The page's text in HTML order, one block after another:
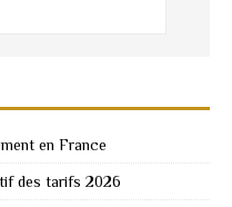
en France
des tarifs 2026